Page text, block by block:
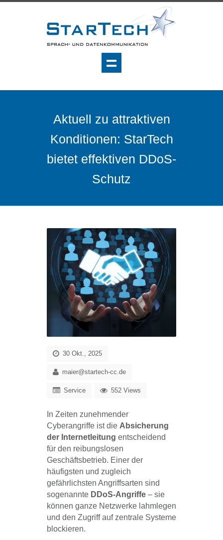
Aktuell zu attraktiven
Konditionen: StarTech
bietet effektiven DDoS-
Schutz
30 Okt., 2025
maier@startech-cc.de
Service 552 Views
In Zeiten zunehmender
Cyberangriffe ist die Absicherung
der Internetleitung entscheidend
für den reibungslosen
Geschäftsbetrieb. Einer der
häufigsten und zugleich
gefährlichsten Angriffsarten sind
sogenannte DDoS-Angriffe – sie
können ganze Netzwerke lahmlegen
und den Zugriff auf zentrale Systeme
blockieren.